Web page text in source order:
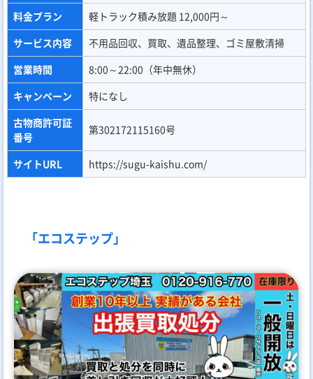
料金プラン
軽トラック積み放題 12,000円～
サービス内容
不用品回収、買取、遺品整理、ゴミ屋敷清掃
営業時間
8:00～22:00（年中無休）
キャンペーン
特になし
古物商許可証
番号
第302172115160号
サイトURL https://sugu-kaishu.com/
「エコステップ」